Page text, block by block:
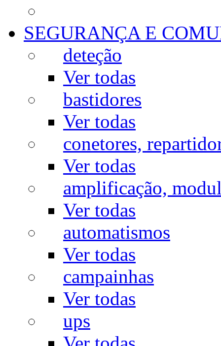
SEGURANÇA E
deteção
Ver todas
bastidores
Ver todas
conetores,
Ver todas
amplificação,
Ver todas
automatismos
Ver todas
campainhas
Ver todas
ups